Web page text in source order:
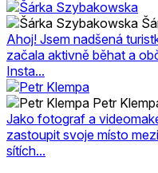
Ahoj! Jsem nadšená
začala aktivně běhat a
Insta...
Petr
Jako fotograf a
zastoupit svoje místo
sítích...